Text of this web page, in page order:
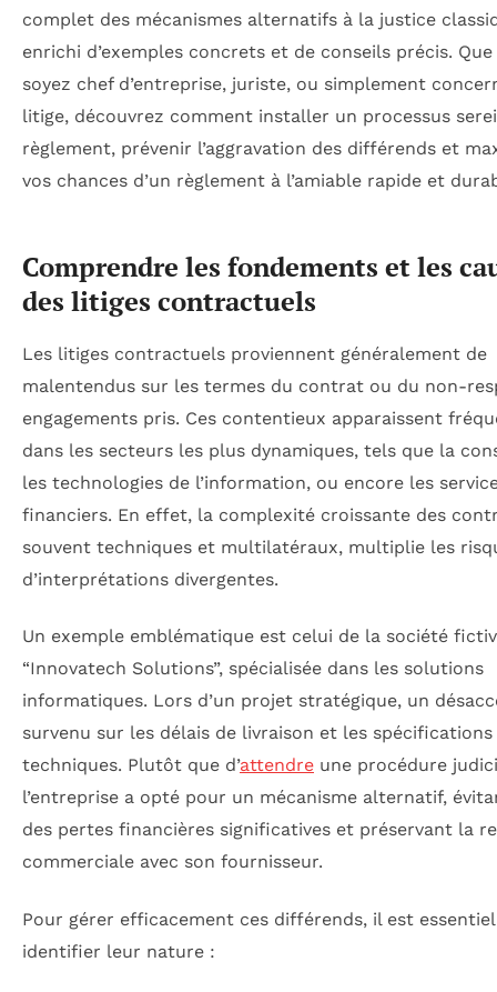
complet des mécanismes alternatifs à la justice
enrichi d’exemples concrets et de conseils précis. Que
soyez chef d’entreprise, juriste, ou simplement
litige, découvrez comment installer un processus
règlement, prévenir l’aggravation des différends et
vos chances d’un règlement à l’amiable rapide et
Comprendre les fondements et les
des litiges contractuels
Les litiges contractuels proviennent généralement de
malentendus sur les termes du contrat ou du non-
engagements pris. Ces contentieux apparaissent
dans les secteurs les plus dynamiques, tels que la
les technologies de l’information, ou encore les
financiers. En effet, la complexité croissante des
souvent techniques et multilatéraux, multiplie les
d’interprétations divergentes.
Un exemple emblématique est celui de la société
“Innovatech Solutions”, spécialisée dans les solutions
informatiques. Lors d’un projet stratégique, un
survenu sur les délais de livraison et les spécifications
techniques. Plutôt que d’attendre une procédure
l’entreprise a opté pour un mécanisme alternatif,
des pertes financières significatives et préservant la
commerciale avec son fournisseur.
Pour gérer efficacement ces différends, il est
identifier leur nature :